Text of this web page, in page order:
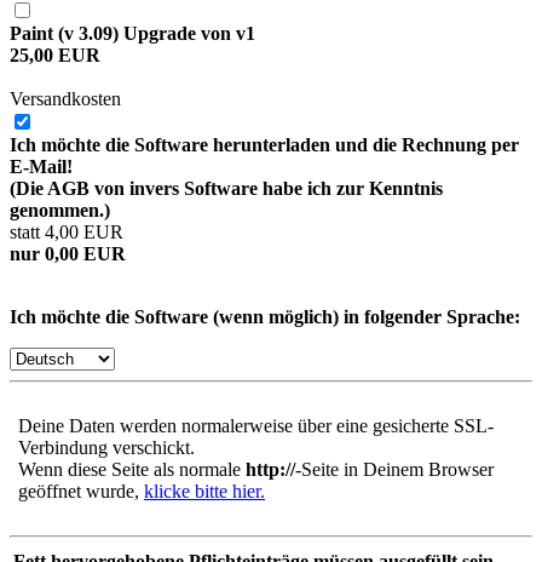
Paint (v 3.09) Upgrade von v1
25,00 EUR
Versandkosten
Ich möchte die Software herunterladen und die Rechnung per
E-Mail!
(Die AGB von invers Software habe ich zur Kenntnis
genommen.)
statt 4,00 EUR
nur 0,00 EUR
Ich möchte die Software (wenn möglich) in folgender Sprache:
Deine Daten werden normalerweise über eine gesicherte SSL-
Verbindung verschickt.
Wenn diese Seite als normale http://-Seite in Deinem Browser
geöffnet wurde, klicke bitte hier.